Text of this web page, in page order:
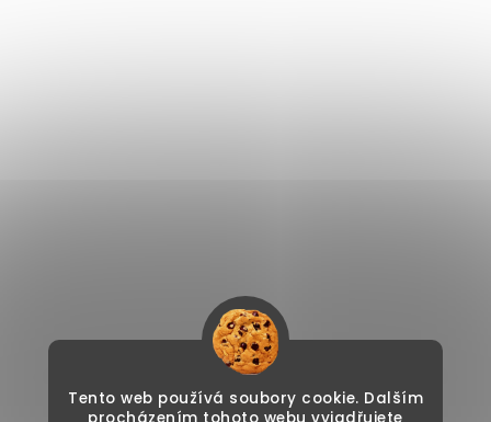
Tento web používá soubory cookie. Dalším